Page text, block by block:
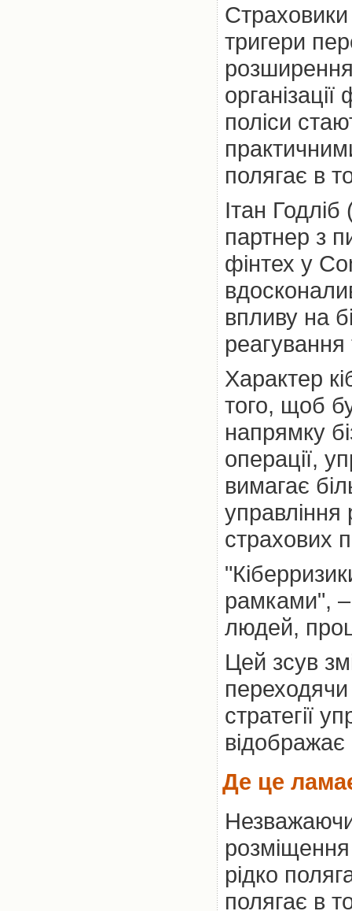
тригери
поліси
полягає в
Ітан
партнер з
фінтех у
впливу на
реагування
Характер
того, щоб
напрямку
операції,
вимагає
управління
страхових
рамками",
людей,
Цей зсув
стратегії
Де це
рідко
полягає в